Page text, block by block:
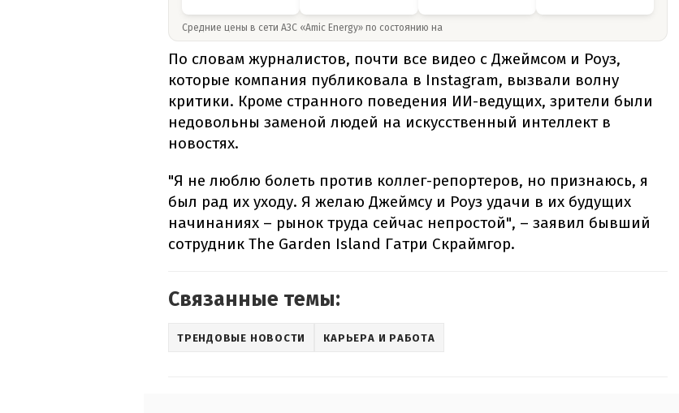
Средние цены в сети АЗС «Amic Energy» по состоянию на
По словам журналистов, почти все видео с Джеймсом и Роуз,
которые компания публиковала в Instagram, вызвали волну
критики. Кроме странного поведения ИИ-ведущих, зрители были
недовольны заменой людей на искусственный интеллект в
новостях.
"Я не люблю болеть против коллег-репортеров, но признаюсь, я
был рад их уходу. Я желаю Джеймсу и Роуз удачи в их будущих
начинаниях – рынок труда сейчас непростой", – заявил бывший
сотрудник The Garden Island Гатри Скраймгор.
Связанные темы:
ТРЕНДОВЫЕ НОВОСТИ КАРЬЕРА И РАБОТА